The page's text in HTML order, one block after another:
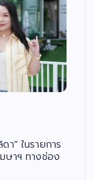
า” ในรายการ
ษาฯ ทางช่อง